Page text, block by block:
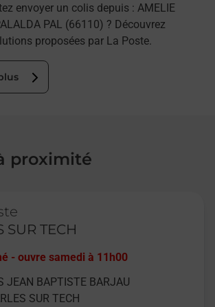
envoyer un colis depuis : AMELIE
PAL (66110) ? Découvrez
proposées par La Poste.
proximité
SUR TECH
-ouvre samedi à 11h00
JEAN BAPTISTE BARJAU
SUR TECH